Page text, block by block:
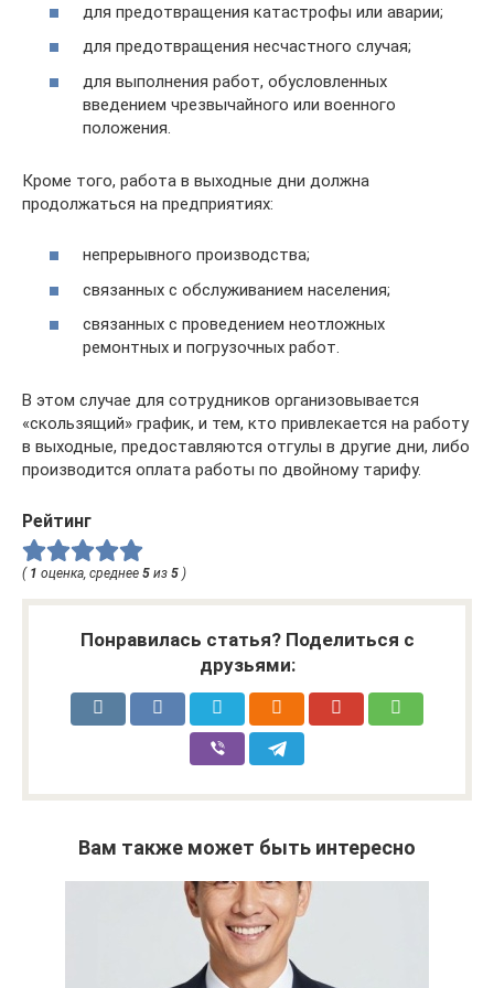
для предотвращения катастрофы или аварии;
для предотвращения несчастного случая;
для выполнения работ, обусловленных
введением чрезвычайного или военного
положения.
Кроме того, работа в выходные дни должна
продолжаться на предприятиях:
непрерывного производства;
связанных с обслуживанием населения;
связанных с проведением неотложных
ремонтных и погрузочных работ.
В этом случае для сотрудников организовывается
«скользящий» график, и тем, кто привлекается на работу
в выходные, предоставляются отгулы в другие дни, либо
производится оплата работы по двойному тарифу.
Рейтинг
( 1 оценка, среднее 5 из 5 )
Понравилась статья? Поделиться с
друзьями:
Вам также может быть интересно